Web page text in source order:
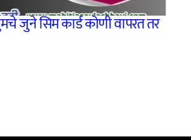
जुने सिम कार्ड कोणी वापरत तर